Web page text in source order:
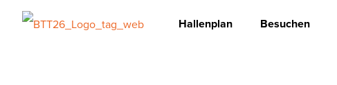
Hallenplan Besuchen